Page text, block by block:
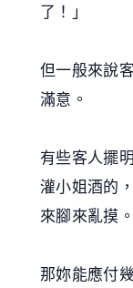
了！」
但一般來說
滿意。
有些客人擺
灌小姐酒的
來腳來亂摸。
那妳能應付